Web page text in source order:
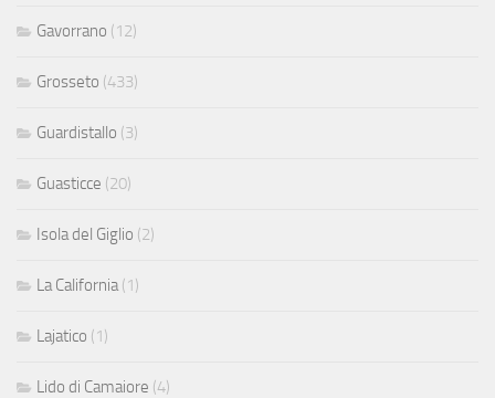
Gavorrano (12)
Grosseto (433)
Guardistallo (3)
Guasticce (20)
Isola del Giglio (2)
La California (1)
Lajatico (1)
Lido di Camaiore (4)